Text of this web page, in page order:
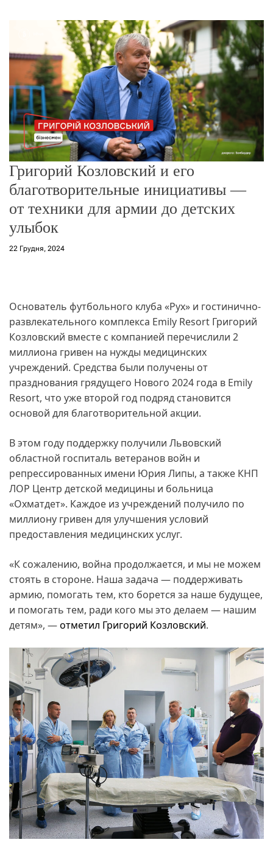
е
ж
и
м
у
Григорий Козловский и его
благотворительные инициативы —
от техники для армии до детских
улыбок
22 Грудня, 2024
Основатель футбольного клуба «Рух» и гостинично-
развлекательного комплекса Emily Resort Григорий
Козловский вместе с компанией перечислили 2
миллиона гривен на нужды медицинских
учреждений. Средства были получены от
празднования грядущего Нового 2024 года в Emily
Resort, что уже второй год подряд становится
основой для благотворительной акции.
В этом году поддержку получили Львовский
областной госпиталь ветеранов войн и
репрессированных имени Юрия Липы, а также КНП
ЛОР Центр детской медицины и больница
«Охматдет». Каждое из учреждений получило по
миллиону гривен для улучшения условий
предоставления медицинских услуг.
«К сожалению, война продолжается, и мы не можем
стоять в стороне. Наша задача — поддерживать
армию, помогать тем, кто борется за наше будущее,
и помогать тем, ради кого мы это делаем — нашим
детям», —отметил Григорий Козловский.